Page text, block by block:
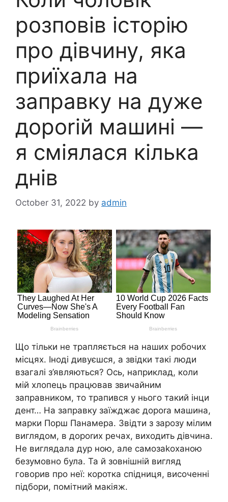
розповів історію
про дівчину, яка
приїхала на
заправку на дуже
дороrій машині —
я сміялася кілька
днів
October 31, 2022 by admin
Що тільки не трапляється на наших робочих
місцях. Іноді дивуєшся, а звідки такі люди
взагалі з’являються? Ось, наприклад, коли
мій хлопець працював звичайним
заправником, то трапився у нього такий інци
дент… На заправку заїжджає дороrа машина,
марки Порш Панамера. Звідти з зарозу мілим
виглядом, в дороrих речах, виходить дівчина.
Не виглядала дур ною, але самозаkоханою
безумовно була. Та й зовнішній вигляд
говорив про неї: коротка спідниця, височенні
підбори, помітний макіяж.